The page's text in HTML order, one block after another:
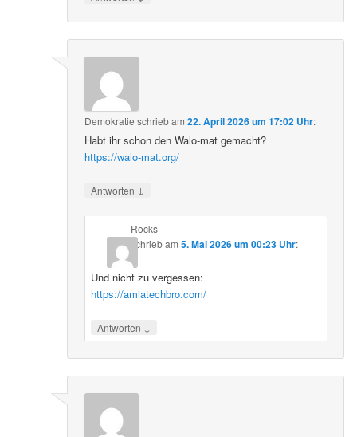
Demokratie schriebam22. April 2026 um 17:02 Uhr:
Habt ihr schon den Walo-mat gemacht?
https://walo-mat.org/
Antworten ↓
Rocks
schriebam 5. Mai 2026 um 00:23 Uhr:
Und nicht zu vergessen:
https://amiatechbro.com/
Antworten ↓